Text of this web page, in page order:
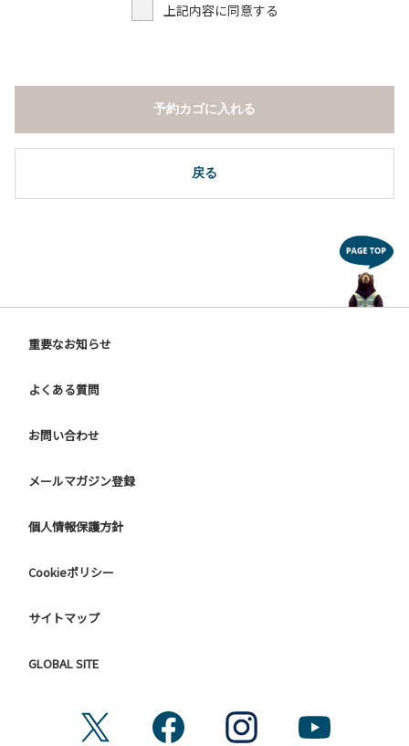
８．その他 周りに迷惑となるような行為（夜間の大声での談
１．全室禁煙です。
２．動物（ペット類）の同伴はご遠慮願います。
３．備品の持ち出しはしないでください。
４．ご訪問客と常設テント内での面会はご遠慮願います。
上記内容に同意する
戻る
予約カゴに入れる
重要なお知らせ
よくある質問
お問い合わせ
メールマガジン登録
個人情報保護方針
Cookieポリシー
サイトマップ
GLOBAL SITE